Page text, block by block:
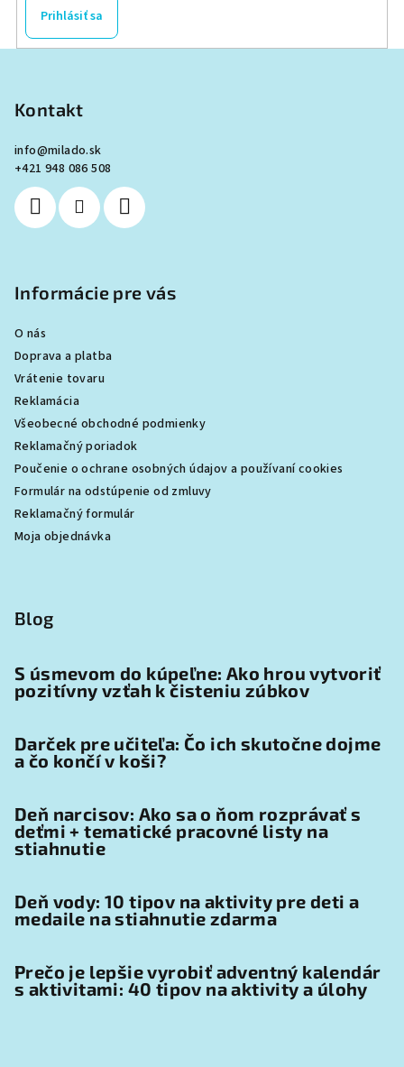
Prihlásiť sa
Kontakt
info@milado.sk
+421 948 086 508
Informácie pre vás
O nás
Doprava a platba
Vrátenie tovaru
Reklamácia
Všeobecné obchodné podmienky
Reklamačný poriadok
Poučenie o ochrane osobných údajov a používaní cookies
Formulár na odstúpenie od zmluvy
Reklamačný formulár
Moja objednávka
Blog
S úsmevom do kúpeľne: Ako hrou vytvoriť
pozitívny vzťah k čisteniu zúbkov
Darček pre učiteľa: Čo ich skutočne dojme
a čo končí v koši?
Deň narcisov: Ako sa o ňom rozprávať s
deťmi + tematické pracovné listy na
stiahnutie
Deň vody: 10 tipov na aktivity pre deti a
medaile na stiahnutie zdarma
Prečo je lepšie vyrobiť adventný kalendár
s aktivitami: 40 tipov na aktivity a úlohy